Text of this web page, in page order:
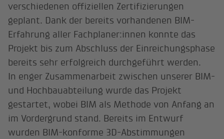
verschiedenen offiziellen Zertifizierungen
geplant. Dank der bereits vorhandenen BIM-
Erfahrung aller Fachplaner:innen konnte das
Projekt bis zum Abschluss der Einreichungsphase
bereits sehr erfolgreich durchgeführt werden.
In enger Zusammenarbeit zwischen unserer BIM-
und Hochbauabteilung wurde das Projekt
gestartet, wobei BIM als Methode von Anfang an
im Vordergrund stand. Bereits im Entwurf
wurden BIM-konforme 3D-Abstimmungen